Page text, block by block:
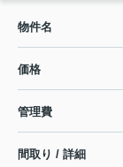
物件名
価格
管理費
間取り / 詳細